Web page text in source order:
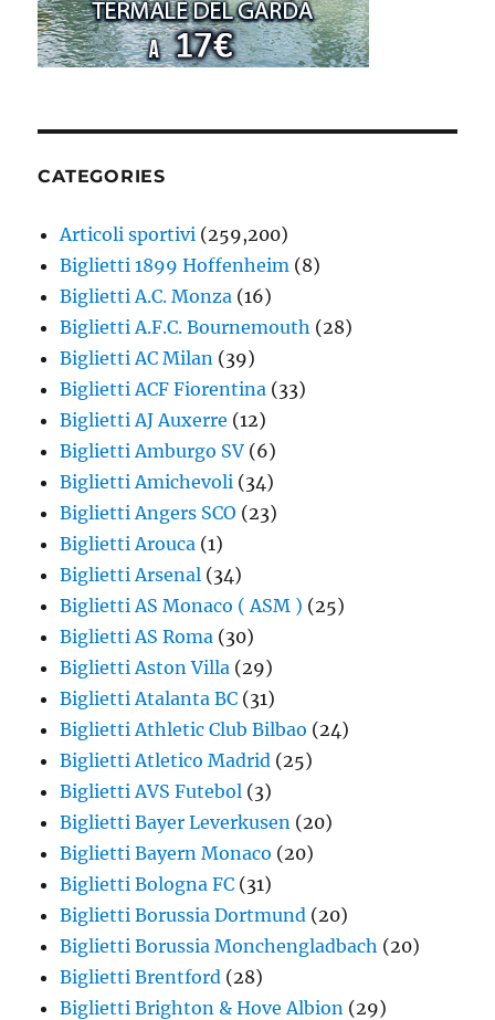
CATEGORIES
Articoli sportivi (259,200)
Biglietti 1899 Hoffenheim (8)
Biglietti A.C. Monza (16)
Biglietti A.F.C. Bournemouth (28)
Biglietti AC Milan (39)
Biglietti ACF Fiorentina (33)
Biglietti AJ Auxerre (12)
Biglietti Amburgo SV (6)
Biglietti Amichevoli (34)
Biglietti Angers SCO (23)
Biglietti Arouca (1)
Biglietti Arsenal (34)
Biglietti AS Monaco ( ASM ) (25)
Biglietti AS Roma (30)
Biglietti Aston Villa (29)
Biglietti Atalanta BC (31)
Biglietti Athletic Club Bilbao (24)
Biglietti Atletico Madrid (25)
Biglietti AVS Futebol (3)
Biglietti Bayer Leverkusen (20)
Biglietti Bayern Monaco (20)
Biglietti Bologna FC (31)
Biglietti Borussia Dortmund (20)
Biglietti Borussia Monchengladbach (20)
Biglietti Brentford (28)
Biglietti Brighton & Hove Albion (29)